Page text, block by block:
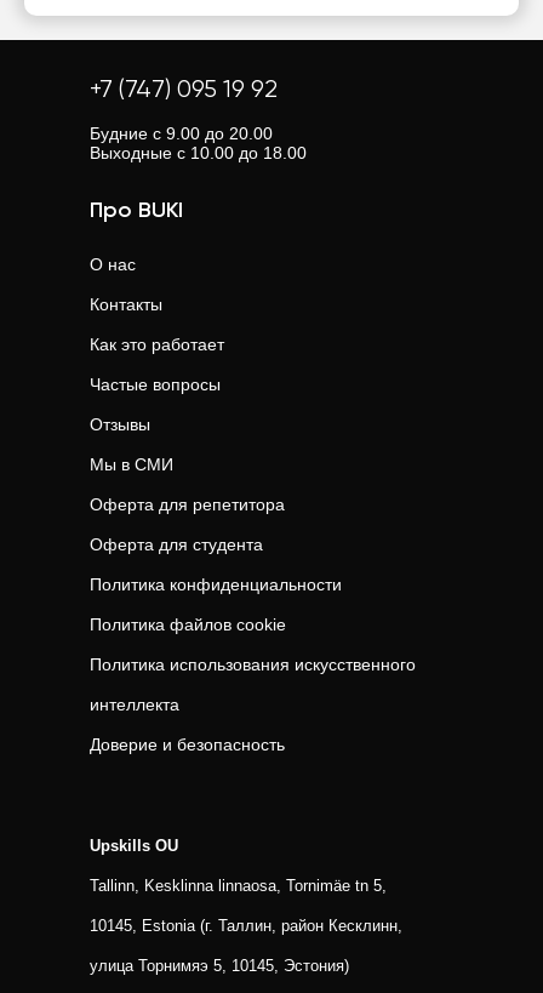
+7 (747) 095 19 92
Будние с 9.00 до 20.00
Выходные с 10.00 до 18.00
Про BUKI
О нас
Контакты
Как это работает
Частые вопросы
Отзывы
Мы в СМИ
Оферта для репетитора
Оферта для студента
Политика конфиденциальности
Политика файлов cookie
Политика использования искусственного
интеллекта
Доверие и безопасность
Upskills OU
Tallinn, Kesklinna linnaosa, Tornimäe tn 5,
10145, Estonia (г. Таллин, район Кесклинн,
улица Торнимяэ 5, 10145, Эстония)